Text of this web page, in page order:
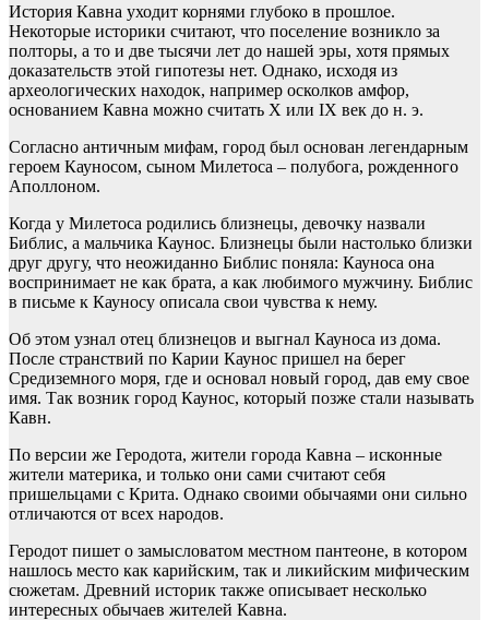
История Кавна уходит корнями глубоко в прошлое.
Некоторые историки считают, что поселение возникло за
полторы, а то и две тысячи лет до нашей эры, хотя прямых
доказательств этой гипотезы нет. Однако, исходя из
археологических находок, например осколков амфор,
основанием Кавна можно считать X или IX век до н. э.
Согласно античным мифам, город был основан легендарным
героем Кауносом, сыном Милетоса – полубога, рожденного
Аполлоном.
Когда у Милетоса родились близнецы, девочку назвали
Библис, а мальчика Каунос. Близнецы были настолько близки
друг другу, что неожиданно Библис поняла: Кауноса она
воспринимает не как брата, а как любимого мужчину. Библис
в письме к Кауносу описала свои чувства к нему.
Об этом узнал отец близнецов и выгнал Кауноса из дома.
После странствий по Карии Каунос пришел на берег
Средиземного моря, где и основал новый город, дав ему свое
имя. Так возник город Каунос, который позже стали называть
Кавн.
По версии же Геродота, жители города Кавна – исконные
жители материка, и только они сами считают себя
пришельцами с Крита. Однако своими обычаями они сильно
отличаются от всех народов.
Геродот пишет о замысловатом местном пантеоне, в котором
нашлось место как карийским, так и ликийским мифическим
сюжетам. Древний историк также описывает несколько
интересных обычаев жителей Кавна.